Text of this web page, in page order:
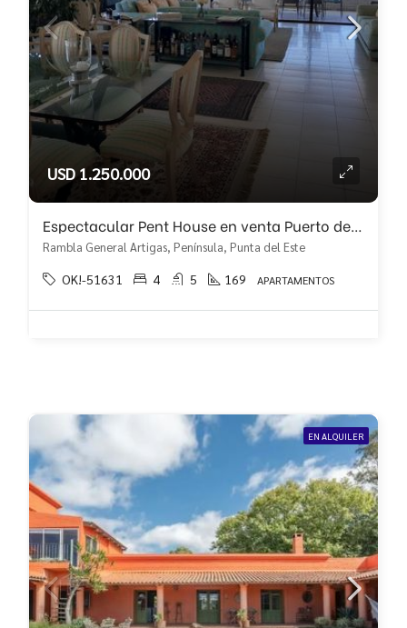
USD 1.250.000
Espectacular Pent House en venta Puerto de Punta del Este
Rambla General Artigas, Península, Punta del Este
OK!-51631 4 5 169 APARTAMENTOS
EN ALQUILER